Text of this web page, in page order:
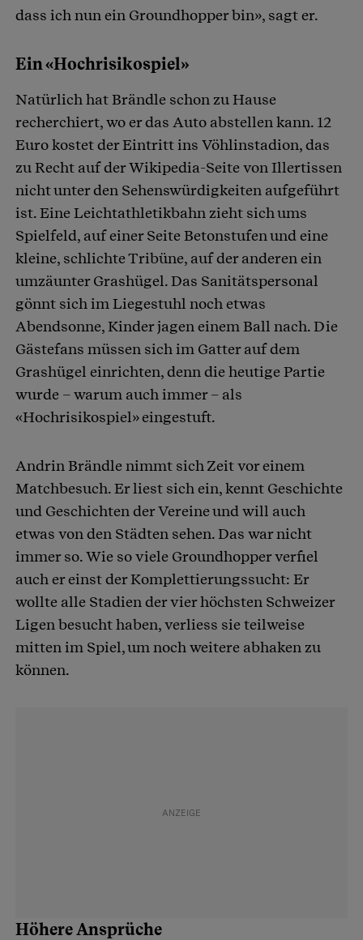
dass ich nun ein Groundhopper bin», sagt er.
Ein «Hochrisikospiel»
Natürlich hat Brändle schon zu Hause
recherchiert, wo er das Auto abstellen kann. 12
Euro kostet der Eintritt ins Vöhlinstadion, das
zu Recht auf der Wikipedia-Seite von Illertissen
nicht unter den Sehenswürdigkeiten aufgeführt
ist. Eine Leichtathletikbahn zieht sich ums
Spielfeld, auf einer Seite Betonstufen und eine
kleine, schlichte Tribüne, auf der anderen ein
umzäunter Grashügel. Das Sanitätspersonal
gönnt sich im Liegestuhl noch etwas
Abendsonne, Kinder jagen einem Ball nach. Die
Gästefans müssen sich im Gatter auf dem
Grashügel einrichten, denn die heutige Partie
wurde – warum auch immer – als
«Hochrisikospiel» eingestuft.
Andrin Brändle nimmt sich Zeit vor einem
Matchbesuch. Er liest sich ein, kennt Geschichte
und Geschichten der Vereine und will auch
etwas von den Städten sehen. Das war nicht
immer so. Wie so viele Groundhopper verfiel
auch er einst der Komplettierungssucht: Er
wollte alle Stadien der vier höchsten Schweizer
Ligen besucht haben, verliess sie teilweise
mitten im Spiel, um noch weitere abhaken zu
können.
Höhere Ansprüche